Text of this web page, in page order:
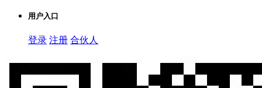
用户入口
登录 注册 合伙人